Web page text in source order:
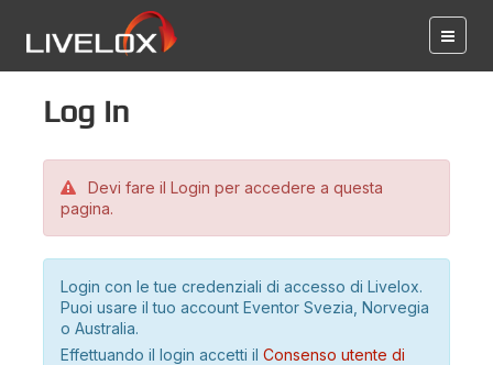
Log in
Devi fare il Login per accedere a questa
pagina.
Login con le tue credenziali di accesso di Livelox.
Puoi usare il tuo account Eventor Svezia, Norvegia
o Australia.
Effettuando il login accetti il Consenso utente di